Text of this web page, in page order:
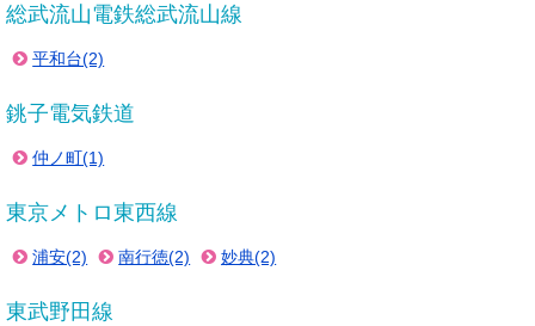
総武流山電鉄総武流山線
平和台(2)
銚子電気鉄道
仲ノ町(1)
東京メトロ東西線
浦安(2) 南行徳(2) 妙典(2)
東武野田線